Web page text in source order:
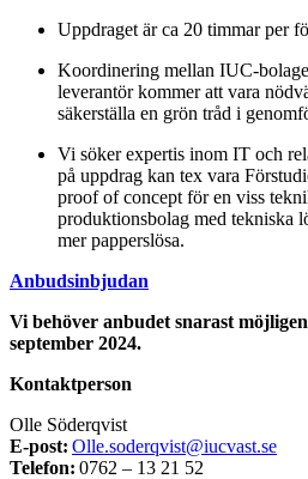
Uppdraget är ca 20 timmar per
Koordinering mellan IUC-
leverantör kommer att vara
säkerställa en grön tråd i
Vi söker expertis inom IT och
på uppdrag kan tex vara
proof of concept för en viss
produktionsbolag med tekniska
mer papperslösa.
Anbudsinbjudan
Vi behöver anbudet snarast
september 2024.
Kontaktperson
Olle Söderqvist
E-post: Olle.soderqvist@iucvast.se
Telefon: 0762 – 13 21 52